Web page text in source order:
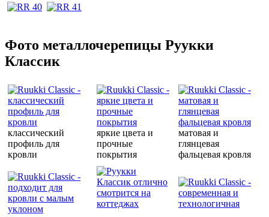
Фото металлочерепицы Руукки
Классик
классический
профиль для
кровли
яркие цвета и
прочные
покрытия
матовая и
глянцевая
фальцевая кровля